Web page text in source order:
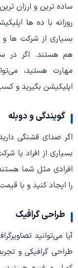
ساده ترین و ارزان
روزانه با ده ها
بسیاری از شرکت ها و
هم هستند. اگر در
مهارت هستید،
اپلیکیشن بگیرید و
گویندگی و دوبله
اگر صدای قشنگی
بسیاری از افراد یا
افرادی مثل شما
را ایجاد کنید و با
طراحی گرافیک
آیا می‌توانید
طراحی گرافیکی و